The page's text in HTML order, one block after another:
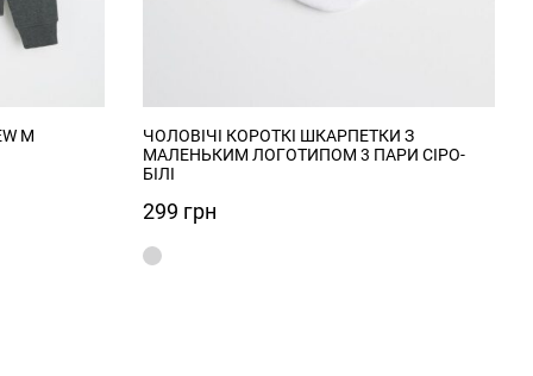
M
ЧОЛОВІЧІ КОРОТКІ ШКАРПЕТКИ З
МАЛЕНЬКИМ ЛОГОТИПОМ 3 ПАРИ СІРО-
БІЛІ
299 грн